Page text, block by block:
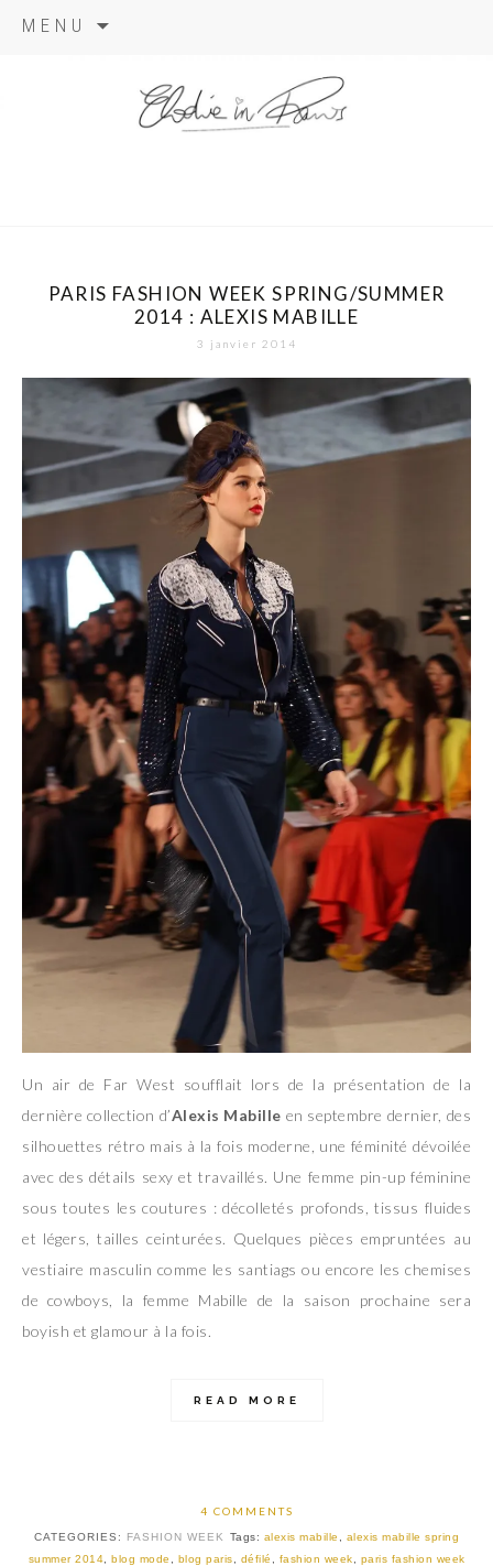
MENU
PARIS FASHION WEEK SPRING/SUMMER
2014 : ALEXIS MABILLE
3 janvier 2014
Un air de Far West soufflait lors de la présentation de la
dernière collection d’Alexis Mabille en septembre dernier, des
silhouettes rétro mais à la fois moderne, une féminité dévoilée
avec des détails sexy et travaillés. Une femme pin-up féminine
sous toutes les coutures : décolletés profonds, tissus fluides
et légers, tailles ceinturées. Quelques pièces empruntées au
vestiaire masculin comme les santiags ou encore les chemises
de cowboys, la femme Mabille de la saison prochaine sera
boyish et glamour à la fois.
READ MORE
4 COMMENTS
CATEGORIES: FASHION WEEK Tags: alexis mabille
alexis mabille spring
summer 2014
blog mode blog paris défilé fashion week paris fashion week